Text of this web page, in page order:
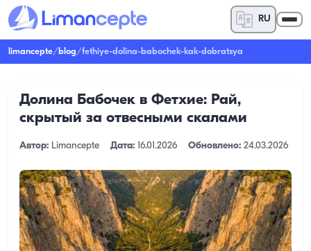
RU
limancepte/blog/fethiye-dolina-babochek-kak-dobratsya
Долина Бабочек в Фетхие: Рай,
скрытый за отвесными скалами
Автор: Limancepte Дата: 16.01.2026 Обновлено: 24.03.2026